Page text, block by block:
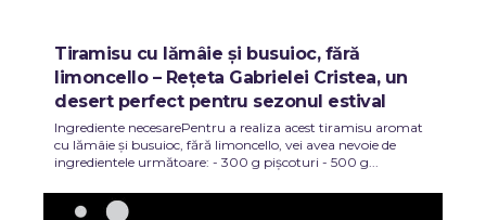
Tiramisu cu lămâie și busuioc, fără
limoncello – Rețeta Gabrielei Cristea, un
desert perfect pentru sezonul estival
Ingrediente necesarePentru a realiza acest tiramisu aromat
cu lămâie și busuioc, fără limoncello, vei avea nevoie de
ingredientele următoare: - 300 g pișcoturi - 500 g...